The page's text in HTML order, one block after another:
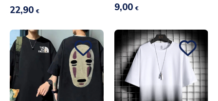
22,90 € 9,00 €